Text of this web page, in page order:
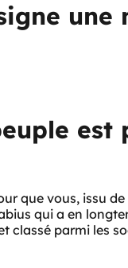
une
est
que vous, issu de
qui a en
classé parmi les